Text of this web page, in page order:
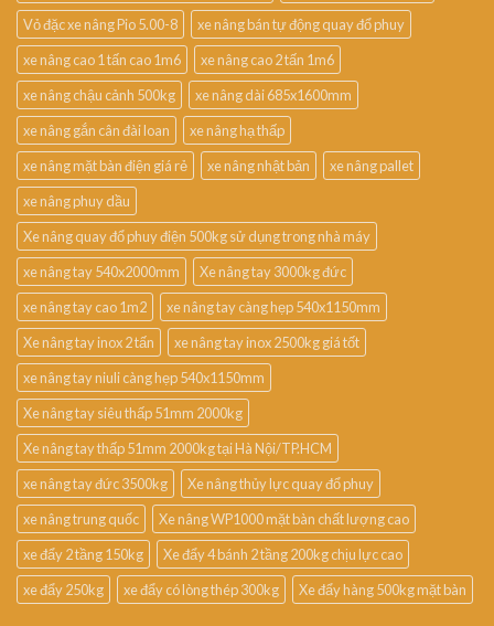
Vỏ đặc xe nâng Pio 5.00-8
xe nâng bán tự động quay đổ phuy
xe nâng cao 1 tấn cao 1m6
xe nâng cao 2 tấn 1m6
xe nâng chậu cảnh 500kg
xe nâng dài 685x1600mm
xe nâng gắn cân đài loan
xe nâng hạ thấp
xe nâng mặt bàn điện giá rẻ
xe nâng nhật bản
xe nâng pallet
xe nâng phuy dầu
Xe nâng quay đổ phuy điện 500kg sử dụng trong nhà máy
xe nâng tay 540x2000mm
Xe nâng tay 3000kg đức
xe nâng tay cao 1m2
xe nâng tay càng hẹp 540x1150mm
Xe nâng tay inox 2 tấn
xe nâng tay inox 2500kg giá tốt
xe nâng tay niuli càng hẹp 540x1150mm
Xe nâng tay siêu thấp 51mm 2000kg
Xe nâng tay thấp 51mm 2000kg tại Hà Nội/TP.HCM
xe nâng tay đức 3500kg
Xe nâng thủy lực quay đổ phuy
xe nâng trung quốc
Xe nâng WP1000 mặt bàn chất lượng cao
xe đẩy 2 tầng 150kg
Xe đẩy 4 bánh 2 tầng 200kg chịu lực cao
xe đẩy 250kg
xe đẩy có lòng thép 300kg Xe đẩy hàng 500kg mặt bàn